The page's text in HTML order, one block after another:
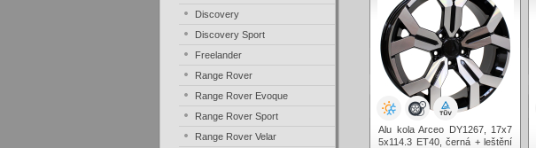
Alu kola Arceo DY1267, 17x7
5x114.3 ET40, černá + leštění
Discovery
Discovery Sport
Freelander
Range Rover
Range Rover Evoque
Range Rover Sport
Range Rover Velar